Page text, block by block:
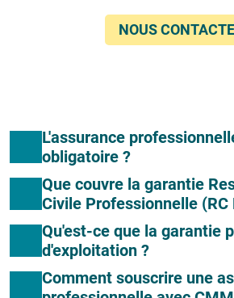
NOUS
L'assurance
obligatoire ?
Que couvre la garantie
Civile Professionnelle (RC
Qu'est-ce que la garantie
d'exploitation ?
Comment souscrire une